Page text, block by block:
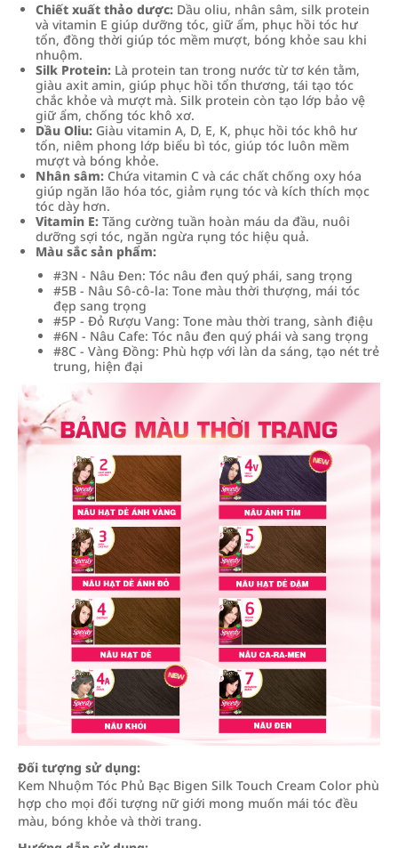
Chiết xuất thảo dược: Dầu oliu, nhân sâm, silk protein
và vitamin E giúp dưỡng tóc, giữ ẩm, phục hồi tóc hư
tổn, đồng thời giúp tóc mềm mượt, bóng khỏe sau khi
nhuộm.
Silk Protein: Là protein tan trong nước từ tơ kén tằm,
giàu axit amin, giúp phục hồi tổn thương, tái tạo tóc
chắc khỏe và mượt mà. Silk protein còn tạo lớp bảo vệ
giữ ẩm, chống tóc khô xơ.
Dầu Oliu: Giàu vitamin A, D, E, K, phục hồi tóc khô hư
tổn, niêm phong lớp biểu bì tóc, giúp tóc luôn mềm
mượt và bóng khỏe.
Nhân sâm: Chứa vitamin C và các chất chống oxy hóa
giúp ngăn lão hóa tóc, giảm rụng tóc và kích thích mọc
tóc dày hơn.
Vitamin E: Tăng cường tuần hoàn máu da đầu, nuôi
dưỡng sợi tóc, ngăn ngừa rụng tóc hiệu quả.
Màu sắc sản phẩm:
#3N - Nâu Đen: Tóc nâu đen quý phái, sang trọng
#5B - Nâu Sô-cô-la: Tone màu thời thượng, mái tóc
đẹp sang trọng
#5P - Đỏ Rượu Vang: Tone màu thời trang, sành điệu
#6N - Nâu Cafe: Tóc nâu đen quý phái và sang trọng
#8C - Vàng Đồng: Phù hợp với làn da sáng, tạo nét trẻ
trung, hiện đại
Đối tượng sử dụng:
Kem Nhuộm Tóc Phủ Bạc Bigen Silk Touch Cream Color phù
hợp cho mọi đối tượng nữ giới mong muốn mái tóc đều
màu, bóng khỏe và thời trang.